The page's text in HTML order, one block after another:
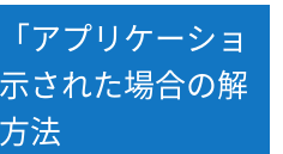
アプリケーショ
された場合の解
法